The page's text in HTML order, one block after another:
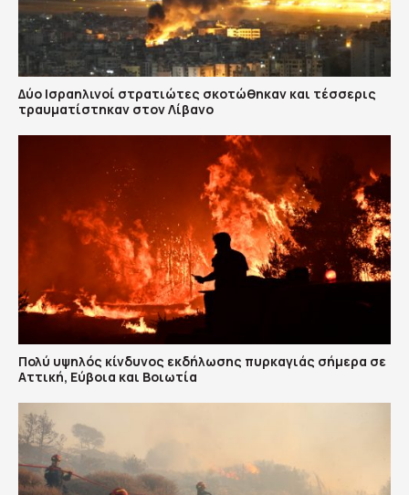
Δύο Ισραηλινοί στρατιώτες σκοτώθηκαν και τέσσερις
τραυματίστηκαν στον Λίβανο
Πολύ υψηλός κίνδυνος εκδήλωσης πυρκαγιάς σήμερα σε
Αττική, Εύβοια και Βοιωτία